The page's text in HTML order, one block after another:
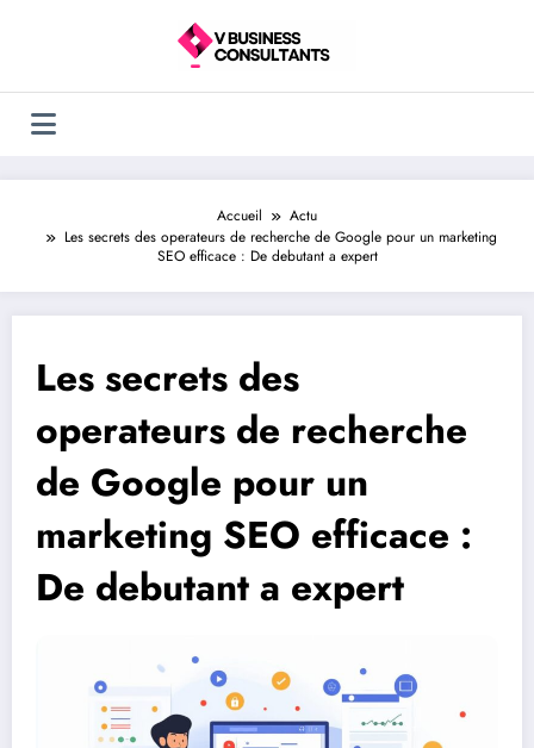
Accueil
Actu
Les secrets des operateurs de recherche de Google pour un marketing
SEO efficace : De debutant a expert
Les secrets des
operateurs de recherche
de Google pour un
marketing SEO efficace :
De debutant a expert